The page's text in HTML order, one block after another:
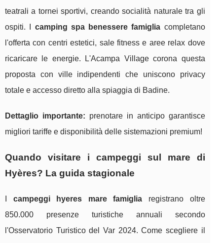
teatrali a tornei sportivi, creando socialità naturale tra gli
ospiti. I camping spa benessere famiglia completano
l'offerta con centri estetici, sale fitness e aree relax dove
ricaricare le energie. L'Acampa Village corona questa
proposta con ville indipendenti che uniscono privacy
totale e accesso diretto alla spiaggia di Badine.
Dettaglio importante: prenotare in anticipo garantisce
migliori tariffe e disponibilità delle sistemazioni premium!
Quando visitare i campeggi sul mare di
Hyères? La guida stagionale
campeggi hyeres mare famiglia registrano oltre
850.000 presenze turistiche annuali secondo
l'Osservatorio Turistico del Var 2024. Come scegliere il